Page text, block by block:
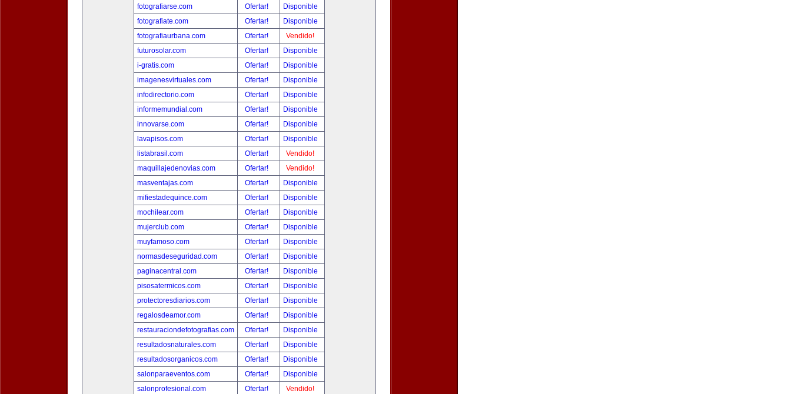
fotografiarse.com
Ofertar!
Disponible
fotografiate.com
Ofertar!
Disponible
fotografiaurbana.com
Ofertar!
Vendido!
futurosolar.com
Ofertar!
Disponible
i-gratis.com
Ofertar!
Disponible
imagenesvirtuales.com
Ofertar!
Disponible
infodirectorio.com
Ofertar!
Disponible
informemundial.com
Ofertar!
Disponible
innovarse.com
Ofertar!
Disponible
lavapisos.com
Ofertar!
Disponible
listabrasil.com
Ofertar!
Vendido!
maquillajedenovias.com
Ofertar!
Vendido!
masventajas.com
Ofertar!
Disponible
mifiestadequince.com
Ofertar!
Disponible
mochilear.com
Ofertar!
Disponible
mujerclub.com
Ofertar!
Disponible
muyfamoso.com
Ofertar!
Disponible
normasdeseguridad.com
Ofertar!
Disponible
paginacentral.com
Ofertar!
Disponible
pisosatermicos.com
Ofertar!
Disponible
protectoresdiarios.com
Ofertar!
Disponible
regalosdeamor.com
Ofertar!
Disponible
restauraciondefotografias.com
Ofertar!
Disponible
resultadosnaturales.com
Ofertar!
Disponible
resultadosorganicos.com
Ofertar!
Disponible
salonparaeventos.com
Ofertar!
Disponible
salonprofesional.com
Ofertar!
Vendido!